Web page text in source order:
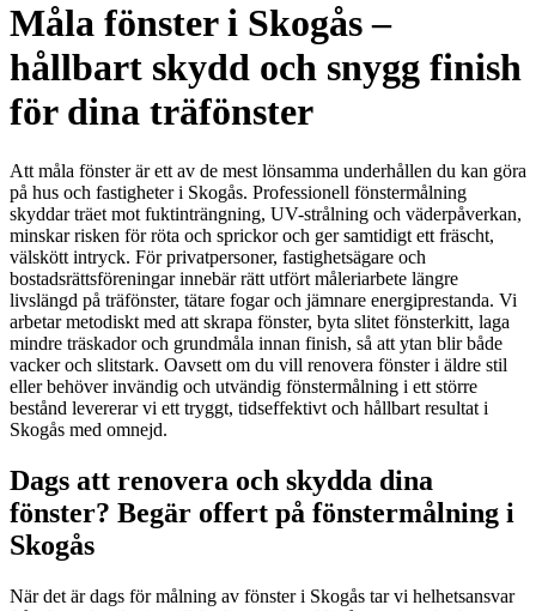
Måla fönster i Skogås –
hållbart skydd och snygg finish
för dina träfönster
Att måla fönster är ett av de mest lönsamma underhållen du kan göra
på hus och fastigheter i Skogås. Professionell fönstermålning
skyddar träet mot fuktinträngning, UV-strålning och väderpåverkan,
minskar risken för röta och sprickor och ger samtidigt ett fräscht,
välskött intryck. För privatpersoner, fastighetsägare och
bostadsrättsföreningar innebär rätt utfört måleriarbete längre
livslängd på träfönster, tätare fogar och jämnare energiprestanda. Vi
arbetar metodiskt med att skrapa fönster, byta slitet fönsterkitt, laga
mindre träskador och grundmåla innan finish, så att ytan blir både
vacker och slitstark. Oavsett om du vill renovera fönster i äldre stil
eller behöver invändig och utvändig fönstermålning i ett större
bestånd levererar vi ett tryggt, tidseffektivt och hållbart resultat i
Skogås med omnejd.
Dags att renovera och skydda dina
fönster? Begär offert på fönstermålning i
Skogås
När det är dags för målning av fönster i Skogås tar vi helhetsansvar